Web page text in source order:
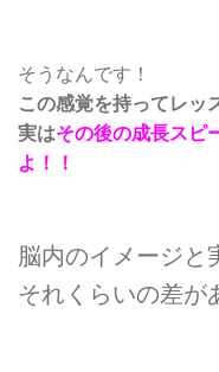
そうなんです！
この感覚を持ってレッ
実はその後の成長スピ
よ！！
脳内のイメージと
それくらいの差が